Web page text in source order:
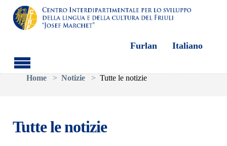
Skip to main content
Furlan Italiano
You are here:
Home
Notizie Tutte le notizie
Tutte le notizie